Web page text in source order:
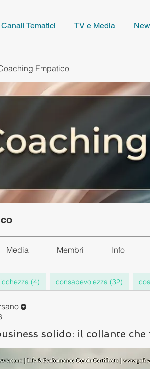
Canali Tematici TV e Media
Empatico
Media Membri Info
(4) consapevolezza (32)
solido: il collante che